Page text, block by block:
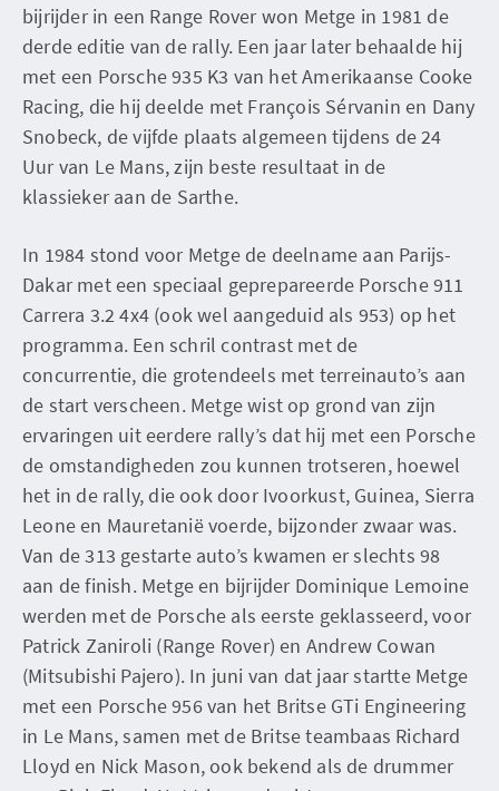
bijrijder in een Range Rover won Metge in 1981 de
derde editie van de rally. Een jaar later behaalde hij
met een Porsche 935 K3 van het Amerikaanse Cooke
Racing, die hij deelde met François Sérvanin en Dany
Snobeck, de vijfde plaats algemeen tijdens de 24
Uur van Le Mans, zijn beste resultaat in de
klassieker aan de Sarthe.
In 1984 stond voor Metge de deelname aan Parijs-
Dakar met een speciaal geprepareerde Porsche 911
Carrera 3.2 4x4 (ook wel aangeduid als 953) op het
programma. Een schril contrast met de
concurrentie, die grotendeels met terreinauto’s aan
de start verscheen. Metge wist op grond van zijn
ervaringen uit eerdere rally’s dat hij met een Porsche
de omstandigheden zou kunnen trotseren, hoewel
het in de rally, die ook door Ivoorkust, Guinea, Sierra
Leone en Mauretanië voerde, bijzonder zwaar was.
Van de 313 gestarte auto’s kwamen er slechts 98
aan de finish. Metge en bijrijder Dominique Lemoine
werden met de Porsche als eerste geklasseerd, voor
Patrick Zaniroli (Range Rover) en Andrew Cowan
(Mitsubishi Pajero). In juni van dat jaar startte Metge
met een Porsche 956 van het Britse GTi Engineering
in Le Mans, samen met de Britse teambaas Richard
Lloyd en Nick Mason, ook bekend als de drummer